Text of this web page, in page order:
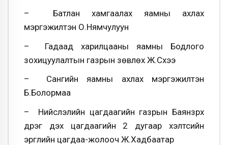
– Батлан хамгаалах яамны ахлах
мэргэжилтэн О.Нямчулуун
– Гадаад харилцааны яамны Бодлого
зохицуулалтын газрын зөвлөх Ж.Сүхээ
– Сангийн яамны ахлах мэргэжилтэн
Б.Болормаа
– Нийслэлийн цагдаагийн газрын Баянзүрх
дүүрэг дэх цагдаагийн 2 дугаар хэлтсийн
эргүүлийн цагдаа-жолооч Ж.Хадбаатар